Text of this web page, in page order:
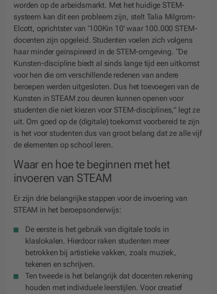
worden op de arbeidsmarkt. Met het huidige STEM-
systeem kan dit een probleem zijn, stelt Talia Milgrom-
Elcott, oprichtster van ‘100Kin 10’ waar 100.000 STEM-
docenten zijn opgeleid. Studenten voelen zich volgens
haar minder geïnspireerd in de STEM-omgeving. “De
Kunsten-discipline biedt al sinds lange tijd een uitkomst
voor hen die om verschillende redenen van andere
beroepen werden uitgesloten. Dus het toevoegen van de
Kunsten in STEAM zou deuren kunnen openen voor
studenten die niet kiezen voor STEM-disciplines,” legt ze
uit. Om goed op de (digitale) toekomst voorbereid te zijn
is het voor studenten dus van groot belang dat ze alle vijf
de elementen op school leren.
Waar en hoe te beginnen met het
invoeren van STEAM
Er zijn drie belangrijke stappen voor de invoering van
STEAM in het beroepsonderwijs:
De eerste is het gebruik van digitale tools in
klaslokalen. Hierdoor raken studenten meer
betrokken bij artistieke vakken, zoals muziek,
tekenen en schrijven.
Ten tweede is het belangrijk dat docenten rekening
houden met individuele leerstijlen. Voor creatief